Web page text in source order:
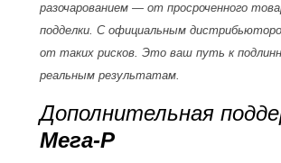
разочарованием — от просроченного
подделки. С официальным
от таких рисков. Это ваш путь к
реальным результатам.
Дополнительная
Мега-Р